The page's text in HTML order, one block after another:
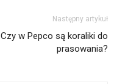
Następny artykuł
Czy w Pepco są koraliki do
prasowania?